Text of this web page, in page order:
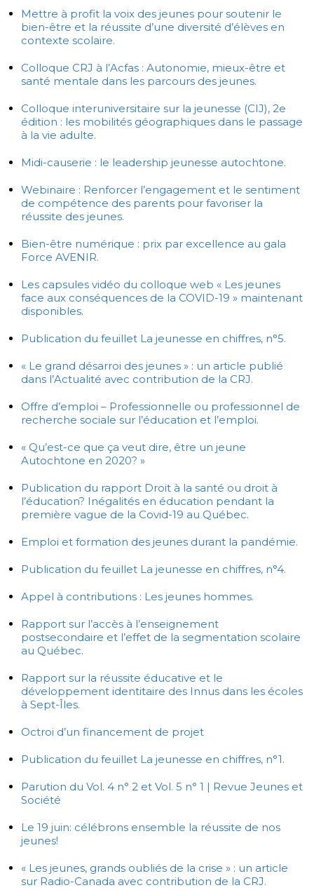
Mettre à profit la voix des jeunes pour soutenir le
bien-être et la réussite d’une diversité d’élèves en
contexte scolaire.
Colloque CRJ à l’Acfas : Autonomie, mieux-être et
santé mentale dans les parcours des jeunes.
Colloque interuniversitaire sur la jeunesse (CIJ), 2e
édition : les mobilités géographiques dans le passage
à la vie adulte.
Midi-causerie : le leadership jeunesse autochtone.
Webinaire : Renforcer l’engagement et le sentiment
de compétence des parents pour favoriser la
réussite des jeunes.
Bien-être numérique : prix par excellence au gala
Force AVENIR.
Les capsules vidéo du colloque web « Les jeunes
face aux conséquences de la COVID-19 » maintenant
disponibles.
Publication du feuillet La jeunesse en chiffres, n°5.
« Le grand désarroi des jeunes » : un article publié
dans l’Actualité avec contribution de la CRJ.
Offre d’emploi – Professionnelle ou professionnel de
recherche sociale sur l’éducation et l’emploi.
« Qu’est-ce que ça veut dire, être un jeune
Autochtone en 2020? »
Publication du rapport Droit à la santé ou droit à
l’éducation? Inégalités en éducation pendant la
première vague de la Covid-19 au Québec.
Emploi et formation des jeunes durant la pandémie.
Publication du feuillet La jeunesse en chiffres, n°4.
Appel à contributions : Les jeunes hommes.
Rapport sur l’accès à l’enseignement
postsecondaire et l’effet de la segmentation scolaire
au Québec.
Rapport sur la réussite éducative et le
développement identitaire des Innus dans les écoles
à Sept-Îles.
Octroi d’un financement de projet
Publication du feuillet La jeunesse en chiffres, n°1.
Parution du Vol. 4 n° 2 et Vol. 5 n° 1 | Revue Jeunes et
Société
Le 19 juin: célébrons ensemble la réussite de nos
jeunes!
« Les jeunes, grands oubliés de la crise » : un article
sur Radio-Canada avec contribution de la CRJ.